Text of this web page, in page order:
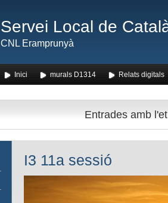
Servei Local de
CNL Eramprunyà
Inici murals D1314 Relats digitals
Entrades amb
I3 11a sessió